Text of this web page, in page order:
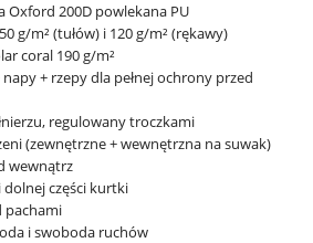
200D powlekana PU
g/m² (tułów) i 120 g/m² (rękawy)
coral 190 g/m²
+ rzepy dla pełnej ochrony przed
regulowany troczkami
(zewnętrzne + wewnętrzna na suwak)
wewnątrz
dolnej części kurtki
pachami
i swoboda ruchów